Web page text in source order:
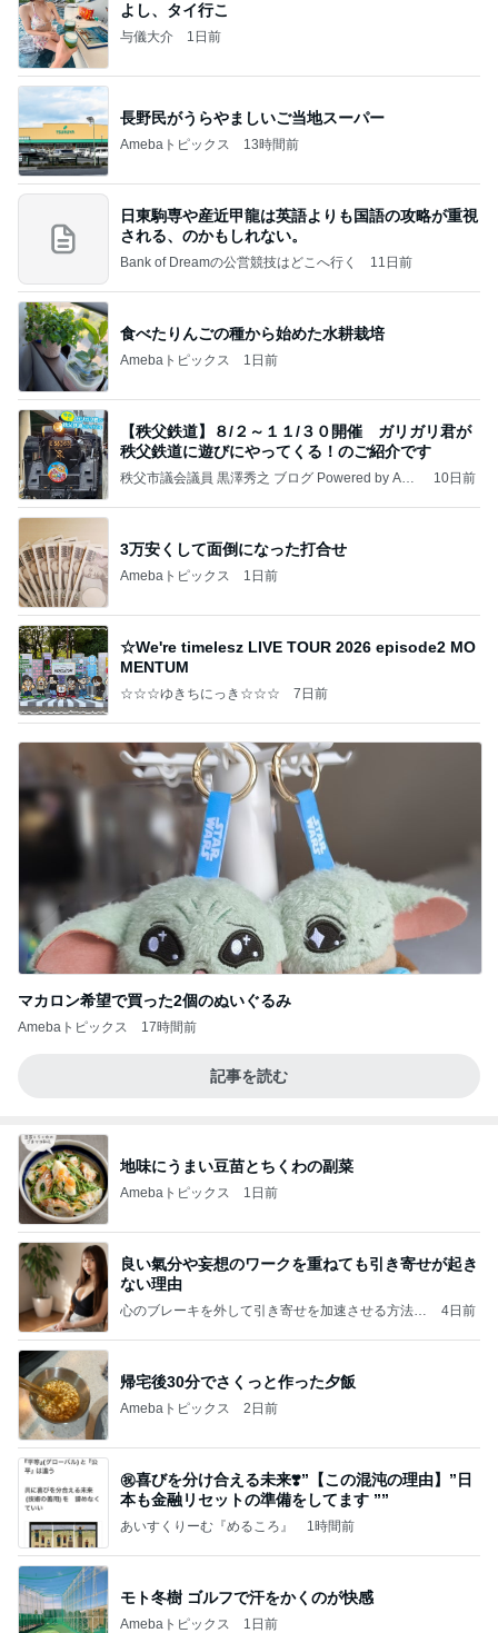
よし、タイ行こ
与儀大介 1日前
長野民がうらやましいご当地スーパー
Amebaトピックス 13時間前
日東駒専や産近甲龍は英語よりも国語の攻略が重視
される、のかもしれない。
Bank of Dreamの公営競技はどこへ行く 11日前
食べたりんごの種から始めた水耕栽培
Amebaトピックス 1日前
【秩父鉄道】８/２～１１/３０開催 ガリガリ君が
秩父鉄道に遊びにやってくる！のご紹介です
秩父市議会議員 黒澤秀之 ブログ Powered by Ame
10日前
3万安くして面倒になった打合せ
Amebaトピックス 1日前
☆We're timelesz LIVE TOUR 2026 episode2 MO
MENTUM
☆☆☆ゆきちにっき☆☆☆ 7日前
マカロン希望で買った2個のぬいぐるみ
Amebaトピックス 17時間前
記事を読む
地味にうまい豆苗とちくわの副菜
Amebaトピックス 1日前
良い氣分や妄想のワークを重ねても引き寄せが起き
ない理由
心のブレーキを外して引き寄せを加速させる方法：
4日前
帰宅後30分でさくっと作った夕飯
Amebaトピックス 2日前
㊗️喜びを分け合える未来❣️”【この混沌の理由】”⽇
本も⾦融リセットの準備をしてます ””
あいすくりーむ『めるころ』 1時間前
モト冬樹 ゴルフで汗をかくのが快感
Amebaトピックス 1日前